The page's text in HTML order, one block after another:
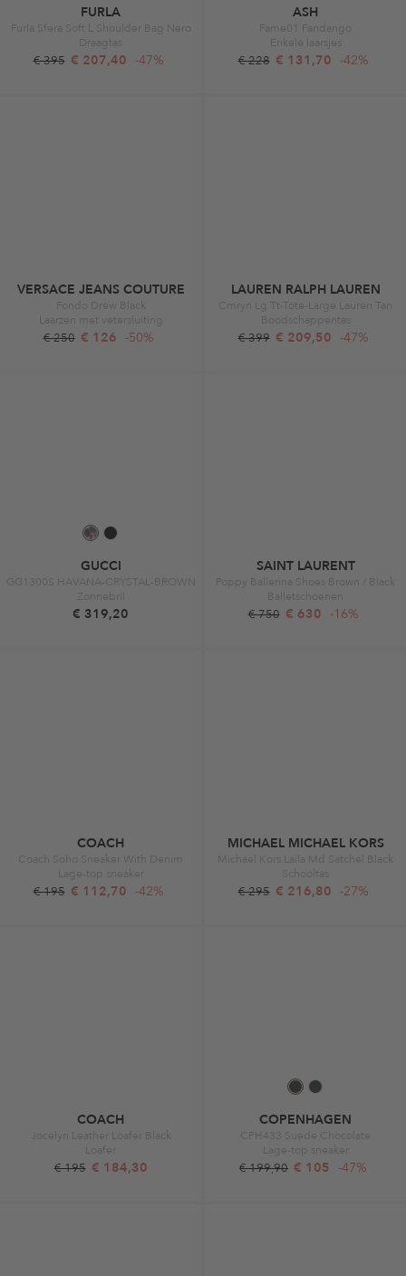
FURLA
Furla Sfera Soft L Shoulder Bag Nero
Draagtas
€ 395 € 207,40 -47%
ASH
Fame01 Fandango
Enkele laarsjes
€ 228 € 131,70 -42%
VERSACE JEANS COUTURE
Fondo Drew Black
Laarzen met vetersluiting
€ 250 € 126 -50%
LAUREN RALPH LAUREN
Cmryn Lg Tt-Tote-Large Lauren Tan
Boodschappentas
€ 399 € 209,50 -47%
GUCCI
GG1300S HAVANA-CRYSTAL-BROWN
Zonnebril
€ 319,20
SAINT LAURENT
Poppy Ballerina Shoes Brown / Black
Balletschoenen
€ 750 € 630 -16%
COACH
Coach Soho Sneaker With Denim
Lage-top sneaker
€ 195 € 112,70 -42%
MICHAEL MICHAEL KORS
Michael Kors Laila Md Satchel Black
Schooltas
€ 295 € 216,80 -27%
COACH
Jocelyn Leather Loafer Black
Loafer
€ 195 € 184,30
COPENHAGEN
CPH433 Suede Chocolate
Lage-top sneaker
€ 199,90 € 105 -47%